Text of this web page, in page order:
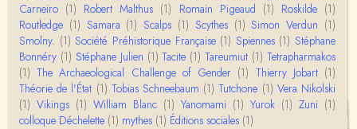
Anonymous
Bonjour,Merci pour l'article.Vous dîtes : "Pourquoi,
en tant qu’êtres humains, devrions-nou…
Christophe Darmangeat
Envoyez moi un mail : cdarmangeat@gmail.com
Carneiro (1) Robert Malthus (1) Romain Pigeaud (1) Roskilde (1)
Routledge (1) Samara (1) Scalps (1) Scythes (1) Simon Verdun (1)
Smolny. (1) Société Préhistorique Française (1) Spiennes (1) Stéphane
Bonnéry (1) Stéphane Julien (1) Tacite (1) Tareumiut (1) Tetrapharmakos
(1) The Archaeological Challenge of Gender (1) Thierry Jobart (1)
Théorie de l'État (1) Tobias Schneebaum (1) Tutchone (1) Vera Nikolski
(1) Vikings (1) William Blanc (1) Yanomami (1) Yurok (1) Zuni (1)
colloque Déchelette (1) mythes (1) Éditions sociales (1)